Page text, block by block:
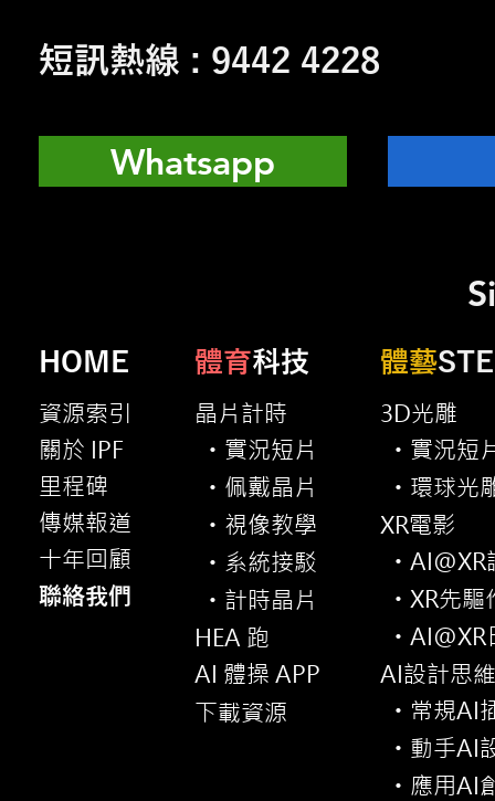
短訊熱線 : 9442 4228
Whatsapp
HOME
資源索引
關於 IPF
里程碑
傳媒報道
十年回顧
聯絡我們
體育科技
晶片計時
・ 實況短片
・ 佩戴晶片
・ 視像教學
・ 系統接駁
・ 計時晶片
HEA 跑
AI 體操 APP
下載資源
體藝
3D光雕
・ 實況短
・ 環球光
XR電影
・ AI@XR
・ XR先驅
・ AI@XR
AI設計思維
・ 常規AI
・ 動手AI
・ 應用AI